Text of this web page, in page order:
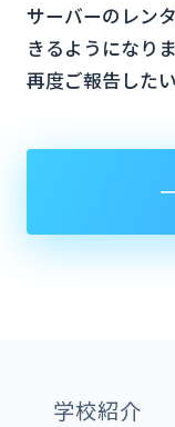
サーバーのレン
きるようになり
再度ご報告した
学校紹介